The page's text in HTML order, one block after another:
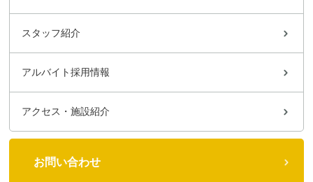
スタッフ紹介
アルバイト採用情報
アクセス・施設紹介
お問い合わせ